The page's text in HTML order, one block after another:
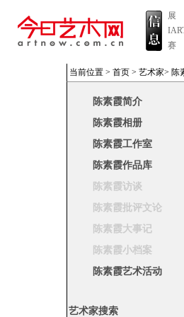
展
赛
当前位置 > 首页 > 艺术家> 陈
陈素霞简介
陈素霞相册
陈素霞工作室
陈素霞作品库
陈素霞访谈
陈素霞批评文论
陈素霞大事记
陈素霞小档案
陈素霞艺术活动
艺术家搜索